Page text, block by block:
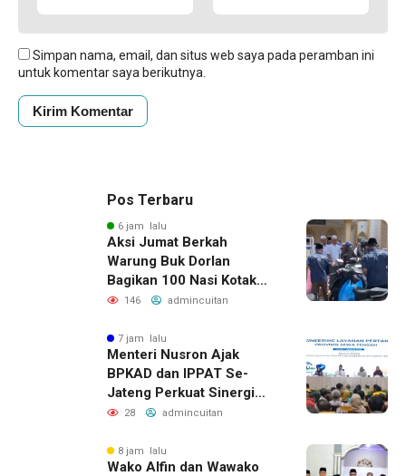
Simpan nama, email, dan situs web saya pada peramban ini
untuk komentar saya berikutnya.
Pos Terbaru
6 jam lalu
Aksi Jumat Berkah
Warung Buk Dorlan
Bagikan 100 Nasi Kotak
dan Jus Gratis
146 admincuitan
7 jam lalu
Menteri Nusron Ajak
BPKAD dan IPPAT Se-
Jateng Perkuat Sinergi
Wujudkan Transformasi
28 admincuitan
8 jam lalu
Wako Alfin dan Wawako